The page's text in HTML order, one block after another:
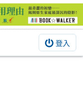
登入